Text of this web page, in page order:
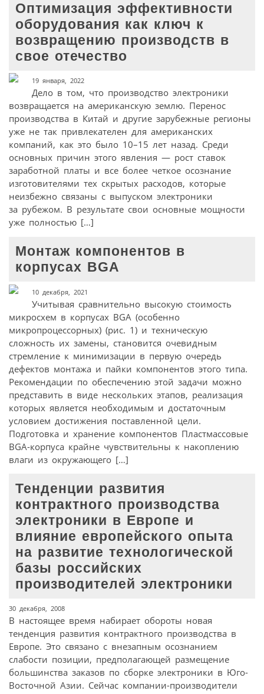
Оптимизация эффективности
оборудования как ключ к
возвращению производств в
свое отечество
19 января, 2022
Дело в том, что производство электроники
возвращается на американскую землю. Перенос
производства в Китай и другие зарубежные регионы
уже не так привлекателен для американских
компаний, как это было 10–15 лет назад. Среди
основных причин этого явления — рост ставок
заработной платы и все более четкое осознание
изготовителями тех скрытых расходов, которые
неизбежно связаны с выпуском электроники
за рубежом. В результате свои основные мощности
уже полностью […]
Монтаж компонентов в
корпусах BGA
10 декабря, 2021
Учитывая сравнительно высокую стоимость
микросхем в корпусах BGA (особенно
микропроцессорных) (рис. 1) и техническую
сложность их замены, становится очевидным
стремление к минимизации в первую очередь
дефектов монтажа и пайки компонентов этого типа.
Рекомендации по обеспечению этой задачи можно
представить в виде нескольких этапов, реализация
которых является необходимым и достаточным
условием достижения поставленной цели.
Подготовка и хранение компонентов Пластмассовые
BGA-корпуса крайне чувствительны к накоплению
влаги из окружающего […]
Тенденции развития
контрактного производства
электроники в Европе и
влияние европейского опыта
на развитие технологической
базы российских
производителей электроники
30 декабря, 2008
В настоящее время набирает обороты новая
тенденция развития контрактного производства в
Европе. Это связано с внезапным осознанием
слабости позиции, предполагающей размещение
большинства заказов по сборке электроники в Юго-
Восточной Азии. Сейчас компании-производители